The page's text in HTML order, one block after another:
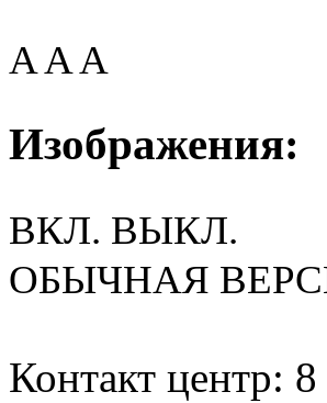
AAA
Изображения:
ВКЛ. ВЫКЛ.
ОБЫЧНАЯ
Контакт центр: